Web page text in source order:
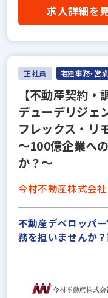
求人詳細を
正社員 宅建事務・営
【不動産契約・
デューデリジェ
フレックス・リ
〜100億企業へ
か？〜
今村不動産株式会社
不動産デベロッパ
務を担いませんか